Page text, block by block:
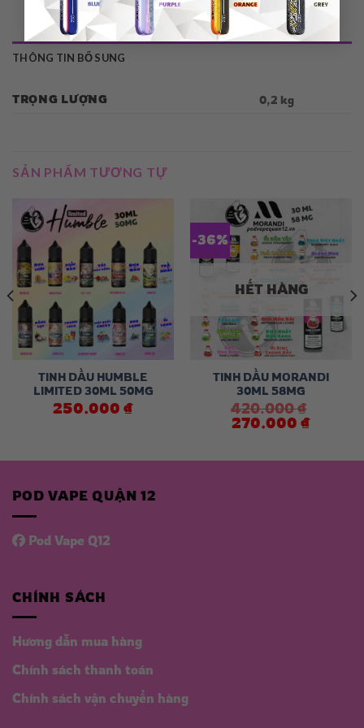
THÔNG TIN BỔ SUNG
TRỌNG LƯỢNG 0,2 kg
SẢN PHẨM TƯƠNG TỰ
TINH DẦU HUMBLE
LIMITED 30ML 50MG
250.000 ₫
-36%
HẾT HÀNG
TINH DẦU MORANDI
30ML 58MG
420.000₫
Giá
gốc
270.000 ₫Giá
270.000
₫.
POD VAPE QUẬN 12
Pod Vape Q12
CHÍNH SÁCH
Hương dẫn mua hàng
Chính sách thanh toán
Chính sách vận chuyển hàng